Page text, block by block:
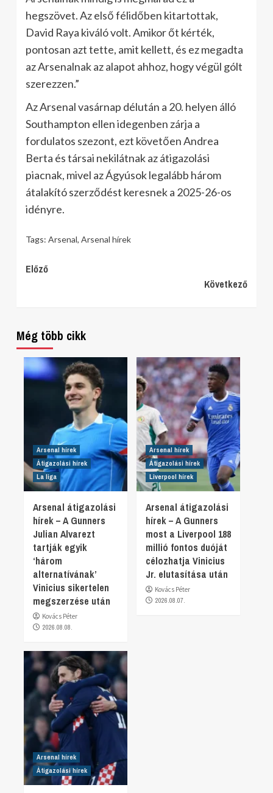
hegszövet. Az első félidőben kitartottak,
David Raya kiváló volt. Amikor őt kérték,
pontosan azt tette, amit kellett, és ez megadta
az Arsenalnak az alapot ahhoz, hogy végül gólt
szerezzen.”
Az Arsenal vasárnap délután a 20. helyen álló
Southampton ellen idegenben zárja a
fordulatos szezont, ezt követően Andrea
Berta és társai nekilátnak az átigazolási
piacnak, mivel az Ágyúsok legalább három
átalakító szerződést keresnek a 2025-26-os
idényre.
Tags: Arsenal, Arsenal hírek
Continue
Előző
Következő
Még több cikk
Arsenal hírek
Átigazolási hírek
La liga
Arsenal átigazolási
hírek – A Gunners
Julian Alvarezt
tartják egyik
‘három
alternatívának’
Vinicius sikertelen
megszerzése után
Kovács Péter
2026.08.08.
Arsenal hírek
Átigazolási hírek
Liverpool hírek
Arsenal átigazolási
hírek – A Gunners
most a Liverpool 188
millió fontos duóját
célozhatja Vinicius
Jr. elutasítása után
Kovács Péter
2026.08.07.
Arsenal hírek
Átigazolási hírek